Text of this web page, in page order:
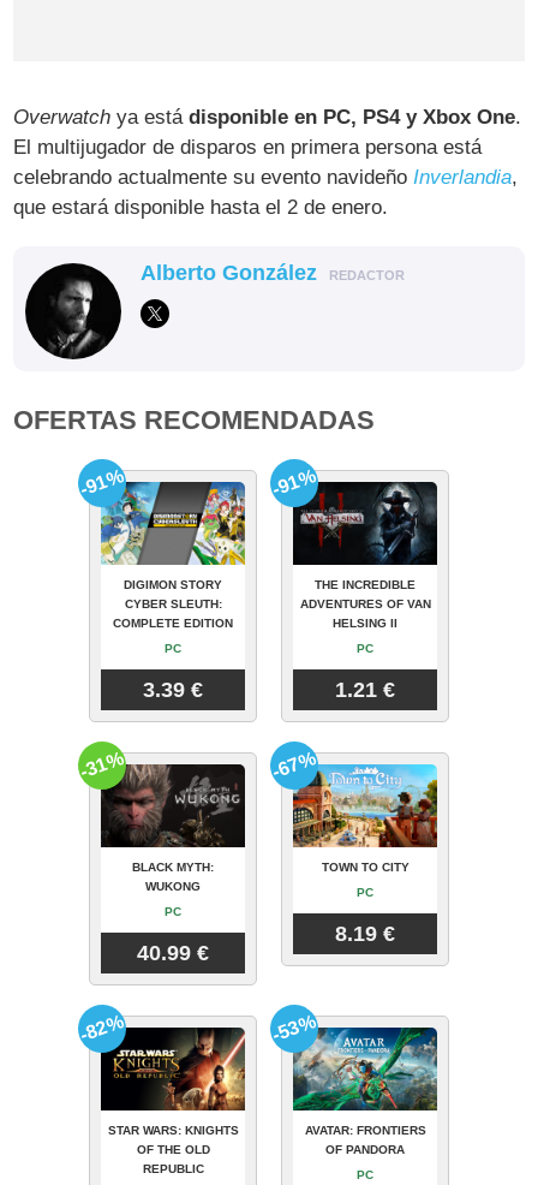
Overwatch ya estádisponible en PC, PS4 y Xbox One.
El multijugador de disparos en primera persona está
celebrando actualmente su evento navideñoInverlandia,
que estará disponible hasta el 2 de enero.
Alberto González REDACTOR
OFERTAS RECOMENDADAS
DIGIMON STORY
CYBER SLEUTH:
COMPLETE EDITION
PC
3.39 €
-91%
THE INCREDIBLE
ADVENTURES OF VAN
HELSING II
PC
1.21 €
-91%
BLACK MYTH:
WUKONG
PC
40.99 €
-31%
TOWN TO CITY
PC
8.19 €
-67%
STAR WARS: KNIGHTS
OF THE OLD
REPUBLIC
-82%
AVATAR: FRONTIERS
OF PANDORA
PC
-53%